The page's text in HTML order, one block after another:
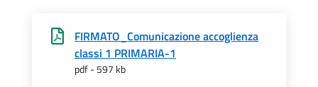
FIRMATO_Comunicazione accoglienza
classi 1 PRIMARIA-1
pdf - 597 kb